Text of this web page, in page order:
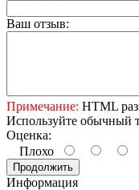
Ваш отзыв:
Примечание: HTML
Используйте обычный
Оценка:
Плохо
Продолжить
Информация